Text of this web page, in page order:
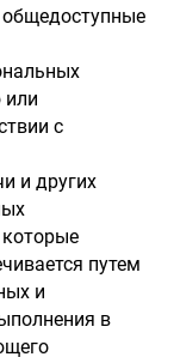
с
и других
путем
и
в